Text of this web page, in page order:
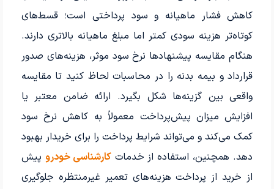
کاهش فشار ماهیانه و سود پرداختی است؛ قسط‌های
کوتاه‌تر هزینه سودی کمتر اما مبلغ ماهیانه بالاتری دارند.
هنگام مقایسه پیشنهادها نرخ سود موثر، هزینه‌های صدور
قرارداد و بیمه بدنه را در محاسبات لحاظ کنید تا مقایسه
واقعی بین گزینه‌ها شکل بگیرد. ارائه ضامن معتبر یا
افزایش میزان پیش‌پرداخت معمولاً به کاهش نرخ سود
کمک می‌کند و می‌تواند شرایط پرداخت را برای خریدار بهبود
دهد. همچنین، استفاده از خدماتکارشناسی خودرو پیش
از خرید از پرداخت هزینه‌های تعمیر غیرمنتظره جلوگیری